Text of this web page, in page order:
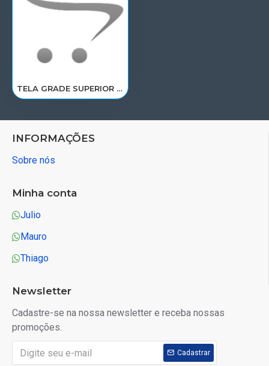
TELA GRADE SUPERIOR SCANIA NTG R/S 2307667
INFORMAÇÕES
Sobre nós
Minha conta
Julio
Mauro
Thiago
Newsletter
Cadastre-se na nossa newsletter e receba nossas
promoções.
Cadastrar